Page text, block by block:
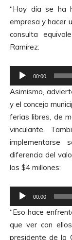
“Hoy día se ha
empresa y hacer
consulta
Ramírez:
e
p
r
o
d
u
c
t
o
d
e
A
00:00
Asimismo,
y el concejo
ferias libres, de
vinculante.
diferencia del
los $4 millones:
e
p
r
00:00
“Eso hace
que ver con
presidente de la